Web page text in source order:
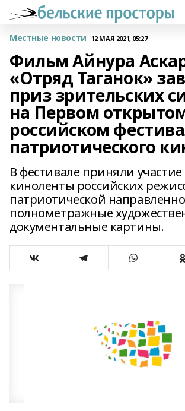
Местные новости 12 МАЯ 2021, 05:27
Фильм Айнура
«Отряд Таганок»
приз зрительских
на Первом
российском
патриотического
В фестивале приняли участие
киноленты российских
патриотической
полнометражные
документальные картины.